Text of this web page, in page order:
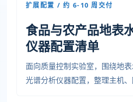
扩展配置 / 约 6-10 周交付
食品与农产品地表
仪器配置清单
面向质量控制实验室，围绕地
光谱分析仪器配置，整理主机